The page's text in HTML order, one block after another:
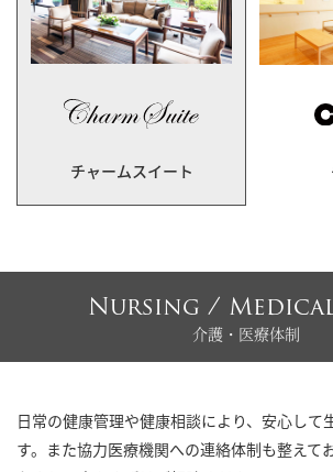
チャームスイート
Nursing /
介護・医療体制
日常の健康管理や健康相談により、安心して
す。また協力医療機関への連絡体制も整えて